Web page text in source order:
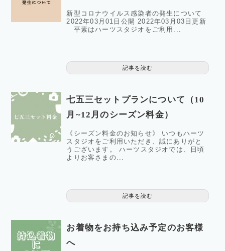
新型コロナウイルス感染者の発生について
2022年03月01日公開 2022年03月03日更新
平素はハーツスタジオをご利用...
記事を読む
七五三セットプランについて（10
月~12月のシーズン料金）
《シーズン料金のお知らせ》 いつもハーツ
スタジオをご利⽤いただき、誠にありがと
うございます。 ハーツスタジオでは、⽇頃
よりお客さまの...
記事を読む
お着物をお持ち込み予定のお客様
へ